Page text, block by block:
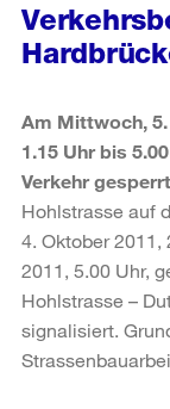
Am Mittwoch,
1.15 Uhr bis
Verkehr
Hohlstrasse auf
4. Oktober 2011,
2011, 5.00 Uhr,
Hohlstrasse –
signalisiert.